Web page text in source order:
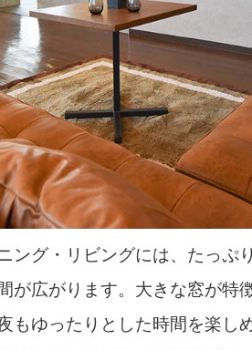
ング・リビングには、たっぷ
が広がります。大きな窓が特
もゆったりとした時間を楽し